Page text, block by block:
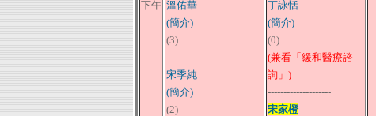
下午 溫佑華
(簡介)
(3)
--------------------
宋季純
(簡介)
(2)
丁詠恬
(簡介)
(0)
(兼看「緩和醫療諮
詢」)
--------------------
宋家橙